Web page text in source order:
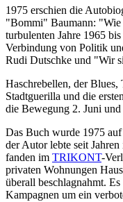
1975 erschien die
"Bommi" Baumann: "Wie
turbulenten Jahre 1965
Verbindung von Politik
Rudi Dutschke und "Wir
Haschrebellen, der Blues,
Stadtguerilla und die
die Bewegung 2. Juni
Das Buch wurde 1975
der Autor lebte seit
fanden im TRIKONT-
privaten Wohnungen
überall beschlagnahmt.
Kampagnen um ein